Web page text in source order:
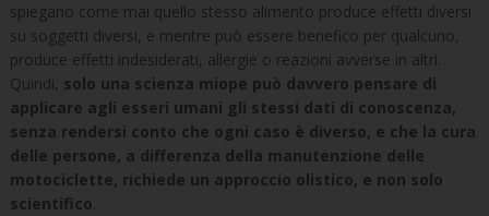
spiegano come mai quello stesso alimento produce effetti diversi
su soggetti diversi, e mentre può essere benefico per qualcuno,
produce effetti indesiderati, allergie o reazioni avverse in altri.
Quindi, solo una scienza miope può davvero pensare di
applicare agli esseri umani gli stessi dati di conoscenza,
senza rendersi conto che ogni caso è diverso, e che la cura
delle persone, a differenza della manutenzione delle
motociclette, richiede un approccio olistico, e non solo
scientifico.